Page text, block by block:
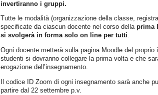
invertiranno i gruppi.
Tutte le modalità (organizzazione della classe,
specificate da ciascun docente nel corso della prima
si svolgerà in forma solo on line per tutti.
Ogni docente metterà sulla pagina Moodle del proprio
studenti si dovranno collegare la prima volta e che
erogazione dell’insegnamento.
Il codice ID Zoom di ogni insegnamento sarà anche
partire dal 22 settembre p.v.